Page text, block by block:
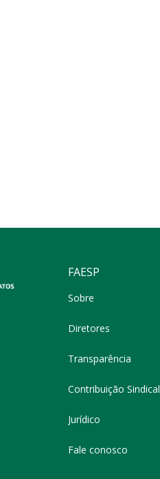
FAESP
Sobre
Diretores
Transparência
Contribuição Sindical
Jurídico
Fale conosco